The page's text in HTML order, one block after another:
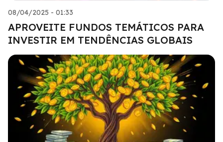
08/04/2025 - 01:33
APROVEITE FUNDOS TEMÁTICOS PARA
INVESTIR EM TENDÊNCIAS GLOBAIS